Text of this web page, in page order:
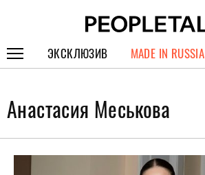
ЭКСКЛЮЗИВ
СПЕЦПРОЕКТЫ
ИНТЕРВЬЮ
MADE IN RUSSIA
Анастасия Меськова